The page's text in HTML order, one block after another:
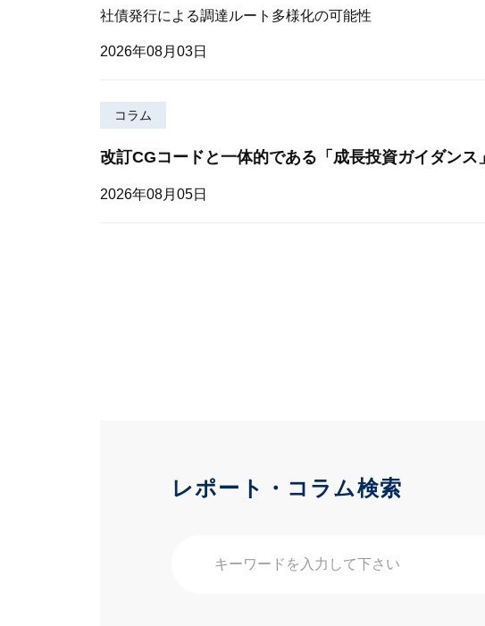
社債発行による調達ルート多様化の可能性
2026年08月03日
コラム
改訂CGコードと一体的である「成長投資ガイダンス
2026年08月05日
レポート・コラム検索